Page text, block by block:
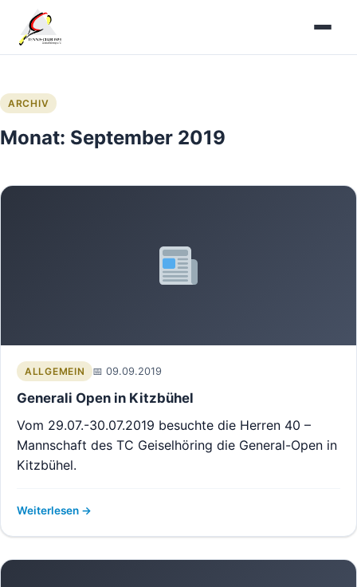
Inhalt
springen
ARCHIV
Monat: September 2019
ALLGEMEIN 09.09.2019
Generali Open in Kitzbühel
Vom 29.07.-30.07.2019 besuchte die Herren 40 –
Mannschaft des TC Geiselhöring die General-Open in
Kitzbühel.
Weiterlesen